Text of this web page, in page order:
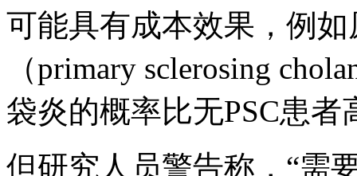
可能具有成本效果，例
（primary sclerosing
袋炎的概率比无PSC患者
但研究人员警告称，“需